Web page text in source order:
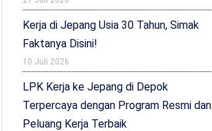
Kerja di Jepang Usia 30 Tahun, Simak
Faktanya Disini!
10 Juli 2026
LPK Kerja ke Jepang di Depok
Terpercaya dengan Program Resmi dan
Peluang Kerja Terbaik